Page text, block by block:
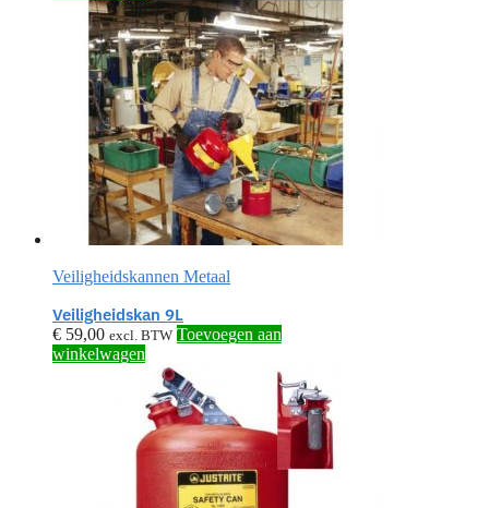
Veiligheidskannen Metaal
Veiligheidskan 9L
€ 59,00 excl. BTW Toevoegen aan
winkelwagen